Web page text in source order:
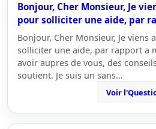
Bonjour, Cher Monsieur, Je
pour solliciter une aide, par
Bonjour, Cher Monsieur, Je viens
solliciter une aide, par rapport a
avoir aupres de vous, des
soutient. Je suis un sans…
Voir